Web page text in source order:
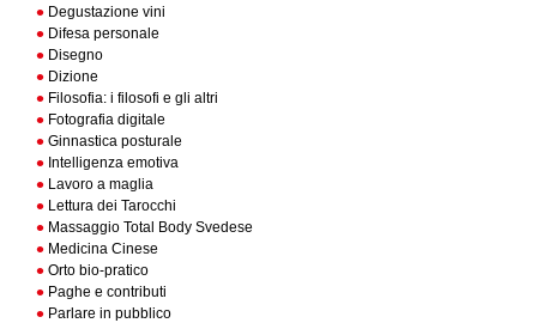
Degustazione vini
Difesa personale
Disegno
Dizione
Filosofia: i filosofi e gli altri
Fotografia digitale
Ginnastica posturale
Intelligenza emotiva
Lavoro a maglia
Lettura dei Tarocchi
Massaggio Total Body Svedese
Medicina Cinese
Orto bio-pratico
Paghe e contributi
Parlare in pubblico